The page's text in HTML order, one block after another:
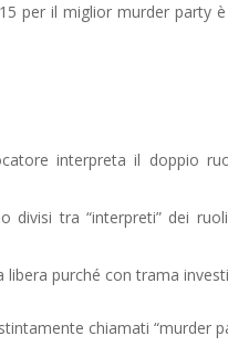
per il miglior murder party
interpreta il doppio
divisi tra “interpreti” dei
libera purché con trama
chiamati “murder